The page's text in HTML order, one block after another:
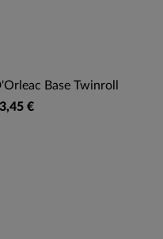
Base Twinroll
€